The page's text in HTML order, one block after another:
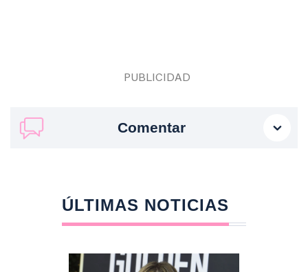
Comentar
ÚLTIMAS NOTICIAS